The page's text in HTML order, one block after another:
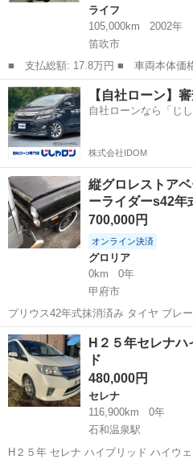
ライフ
105,000km
2002年
笛吹市
■ 支払総額: 17.8万円 ■ 車両本体価格： 78,000 円 ■ メーカー
名： ホンダ ■ 車種名： ライフ
Ｄ ＦＭ ＡＭ タイミングベルト交換
ウィンドウ・Ｗ...
山梨 笛吹市 ライフ UVカッ
【自社ローン】
自社ローンなら「じ
株式会社IDOM
縦グロレストア
ーライダーs42年
700,000円
オンライン決済
グロリア
0km
0年
甲府市
プリウス42年式抹消済み タイヤ ブレーキはオーバーホール終わってい
ます フロントバンパー再メッキ済み エンジンはかかります ラジエー
ターホースは外してあります 洗浄し
ー内を 燃料タンク...
山梨 甲府市 グロリア
H２５年セレナ
ド
480,000円
セレナ
116,900km
0年
石和温泉駅
H２５年 セレナ ハイブリッド ハイウェイスター ナビ ETC バックカメ